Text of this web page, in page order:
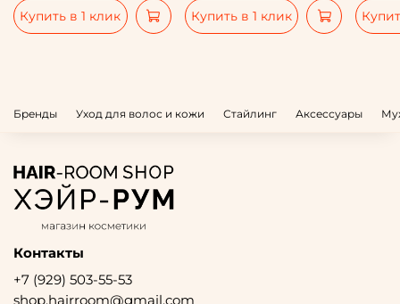
Купить в 1 клик Купить в 1 клик
Бренды Уход для волос и кожи Стайлинг Аксессуары
Контакты
+7 (929) 503-55-53
shop.hairroom@gmail.com